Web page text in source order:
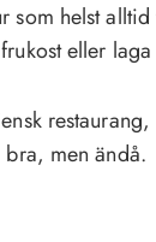
som helst
eller laga
bra, men ändå.